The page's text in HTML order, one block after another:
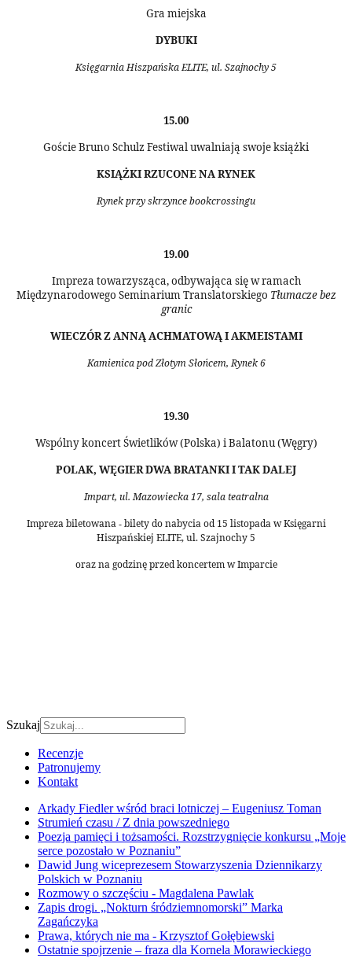
Gra miejska
DYBUKI
Księgarnia Hiszpańska ELITE, ul. Szajnochy 5
15.00
Goście Bruno Schulz Festiwal uwalniają swoje książki
KSIĄŻKI RZUCONE NA RYNEK
Rynek przy skrzynce bookcrossingu
19.00
Impreza towarzysząca, odbywająca się w ramach
Międzynarodowego Seminarium Translatorskiego Tłumacze bez
granic
WIECZÓR Z ANNĄ ACHMATOWĄ I AKMEISTAMI
Kamienica pod Złotym Słońcem, Rynek 6
19.30
Wspólny koncert Świetlików (Polska) i Balatonu (Węgry)
POLAK, WĘGIER DWA BRATANKI I TAK DALEJ
Impart, ul. Mazowiecka 17, sala teatralna
Impreza biletowana -bilety do nabycia od 15 listopada w Księgarni
Hiszpańskiej ELITE, ul. Szajnochy 5
oraz na godzinę przed koncertem w Imparcie
Szukaj
Recenzje
Patronujemy
Kontakt
Arkady Fiedler wśród braci lotniczej – Eugeniusz Toman
Strumień czasu / Z dnia powszedniego
Poezja pamięci i tożsamości. Rozstrzygnięcie konkursu „Moje
serce pozostało w Poznaniu”
Dawid Jung wiceprezesem Stowarzyszenia Dziennikarzy
Polskich w Poznaniu
Rozmowy o szczęściu - Magdalena Pawlak
Zapis drogi. „Nokturn śródziemnomorski” Marka
Zagańczyka
Prawa, których nie ma - Krzysztof Gołębiewski
Ostatnie spojrzenie – fraza dla Kornela Morawieckiego